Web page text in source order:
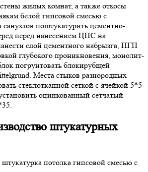
жилых комнат, а также откосы
белой гипсовой смесью с
поштукатурить цементно-
перед нанесением ЦПС на
слой цементного набрызга, ПГП
глубокого проникновения, монолит-
погрунтовать блокирубщей
Места стыков разнородных
стеклотканной сеткой с ячейкой 5*5
оцинкованный сетчатый
штукатурных
потолка гипсовой смесью с